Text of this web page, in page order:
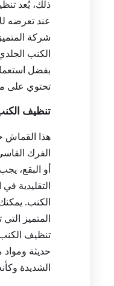
ذلك، يُعد
عند تعرضه
شركة
الكنب
بفضل
تحتوي على
تنظيف
هذا القماش
الفرك
أو البقع،
التقليدية
الكنب.
المتميز
تنظيف
حديثة ومواد
الشديدة